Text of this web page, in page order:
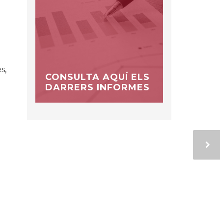
CONSULTA AQUÍ ELS
DARRERS INFORMES